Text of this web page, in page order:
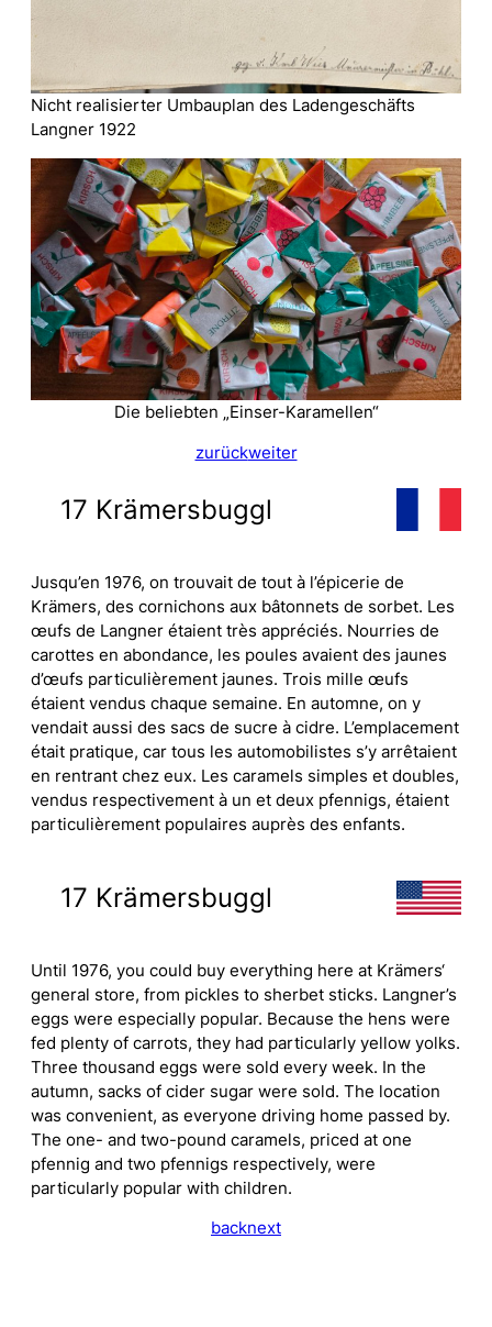
Nicht realisierter Umbauplan des Ladengeschäfts
Langner 1922
Die beliebten „Einser-Karamellen“
zurückweiter
17 Krämersbuggl
Jusqu’en 1976, on trouvait de tout à l’épicerie de
Krämers, des cornichons aux bâtonnets de sorbet. Les
œufs de Langner étaient très appréciés. Nourries de
carottes en abondance, les poules avaient des jaunes
d’œufs particulièrement jaunes. Trois mille œufs
étaient vendus chaque semaine. En automne, on y
vendait aussi des sacs de sucre à cidre. L’emplacement
était pratique, car tous les automobilistes s’y arrêtaient
en rentrant chez eux. Les caramels simples et doubles,
vendus respectivement à un et deux pfennigs, étaient
particulièrement populaires auprès des enfants.
17 Krämersbuggl
Until 1976, you could buy everything here at Krämers‘
general store, from pickles to sherbet sticks. Langner’s
eggs were especially popular. Because the hens were
fed plenty of carrots, they had particularly yellow yolks.
Three thousand eggs were sold every week. In the
autumn, sacks of cider sugar were sold. The location
was convenient, as everyone driving home passed by.
The one- and two-pound caramels, priced at one
pfennig and two pfennigs respectively, were
particularly popular with children.
backnext